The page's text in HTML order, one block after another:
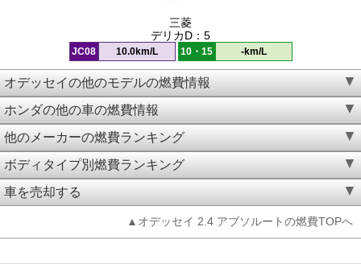
三菱
デリカD：5
JC08 10.0km/L 10・15 -km/L
オデッセイの他のモデルの燃費情報
ホンダの他の車の燃費情報
他のメーカーの燃費ランキング
ボディタイプ別燃費ランキング
車を売却する
▲オデッセイ 2.4 アブソルートの燃費TOPへ